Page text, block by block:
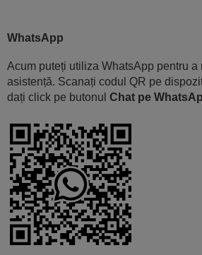
WhatsApp
Acum puteți utiliza WhatsApp pentru a
asistență. Scanați codul QR pe
dați click pe butonul Chat pe